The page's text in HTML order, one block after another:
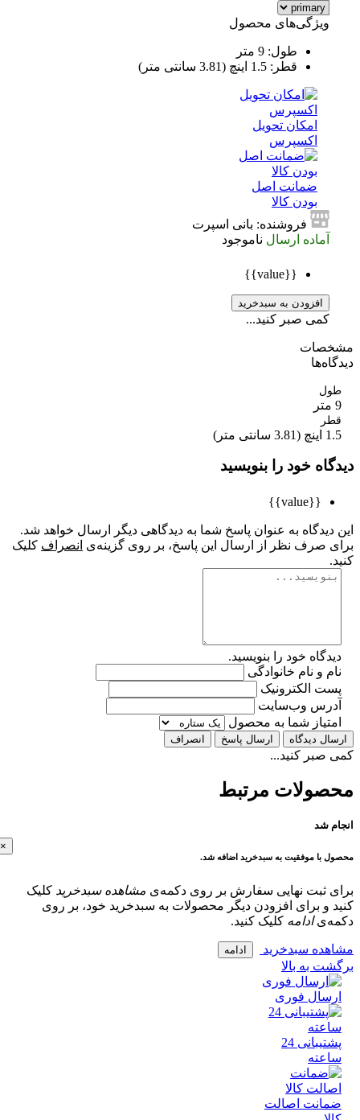
ویژگی‌های محصول
طول: 9 متر
قطر: 1.5 اینچ (3.81 سانتی متر)
امکان تحویل
اکسپرس
ضمانت اصل
بودن کالا
فروشنده: بانی اسپرت
آماده ارسال ناموجود
افزودن به سبدخرید
کمی صبر کنید...
خود را بنویسید
به عنوان پاسخ شما به دیدگاهی دیگر ارسال خواهد شد.
صرف نظر از ارسال این پاسخ، بر روی گزینه‌ی انصرافکلیک
خود را بنویسید.
و نام خانوادگی
الکترونیک
وب‌سایت
شما به محصول
دیدگاه ارسال پاسخ انصراف
کنید...
مرتبط
شد
با موفقیت به سبدخرید اضافه شد.
ثبت نهایی سفارش بر روی دکمه‌یمشاهده سبدخریدکلیک
و برای افزودن دیگر محصولات به سبدخرید خود، بر روی
ادامهکلیک کنید.
سبدخرید ادامه
به بالا
فوری
پشتیبانی 24
اصالت